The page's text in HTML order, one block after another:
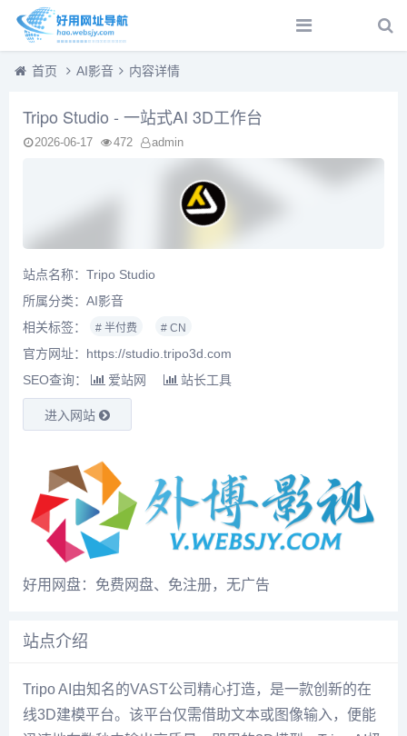
首页 AI影音 内容详情
Tripo Studio - 一站式AI 3D工作台
2026-06-17 472 admin
站点名称：Tripo Studio
所属分类： AI影音
相关标签：
# 半付费 # CN
官方网址：https://studio.tripo3d.com
SEO查询：
爱站网 站长工具
进入网站
好用网盘：免费网盘、免注册，无广告
站点介绍
Tripo AI由知名的VAST公司精心打造，是一款创新的在
线3D建模平台。该平台仅需借助文本或图像输入，便能